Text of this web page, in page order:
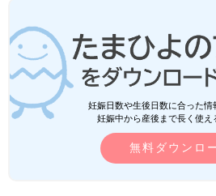
妊娠日数や生後日数に合った情
妊娠中から産後まで長く使え
無料ダウンロ